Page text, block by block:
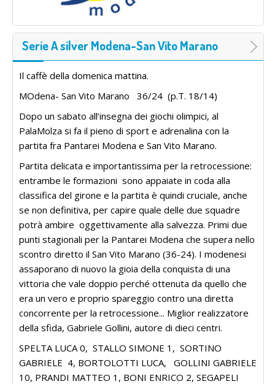
Serie A silver Modena-San Vito Marano
Il caffè della domenica mattina.
MOdena- San Vito Marano 36/24 (p.T. 18/14)
Dopo un sabato all’insegna dei giochi olimpici, al
PalaMolza si fa il pieno di sport e adrenalina con la
partita fra Pantarei Modena e San Vito Marano.
Partita delicata e importantissima per la retrocessione:
entrambe le formazioni sono appaiate in coda alla
classifica del girone e la partita è quindi cruciale, anche
se non definitiva, per capire quale delle due squadre
potrà ambire oggettivamente alla salvezza. Primi due
punti stagionali per la Pantarei Modena che supera nello
scontro diretto il San Vito Marano (36-24). I modenesi
assaporano di nuovo la gioia della conquista di una
vittoria che vale doppio perché ottenuta da quello che
era un vero e proprio spareggio contro una diretta
concorrente per la retrocessione... Miglior realizzatore
della sfida, Gabriele Gollini, autore di dieci centri.
SPELTA LUCA 0, STALLO SIMONE 1, SORTINO
GABRIELE 4, BORTOLOTTI LUCA, GOLLINI GABRIELE
10, PRANDI MATTEO 1, BONI ENRICO 2, SEGAPELI